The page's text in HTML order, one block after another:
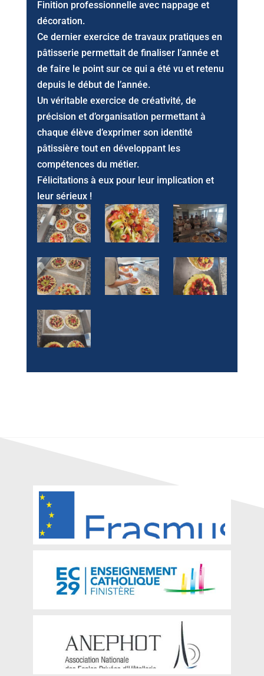
Finition professionnelle avec nappage et
décoration.
Ce dernier exercice de travaux pratiques en
pâtisserie permettait de finaliser l’année et
de faire le point sur ce qui a été vu et retenu
depuis le début de l’année.
Un véritable exercice de créativité, de
précision et d’organisation permettant à
chaque élève d’exprimer son identité
pâtissière tout en développant les
compétences du métier.
Félicitations à eux pour leur implication et
leur sérieux !